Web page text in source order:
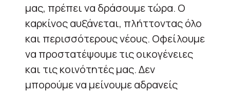
μας, πρέπει να δράσουμε τώρα. Ο
καρκίνος αυξάνεται, πλήττοντας όλο
και περισσότερους νέους. Οφείλουμε
να προστατέψουμε τις οικογένειες
και τις κοινότητές μας. Δεν
μπορούμε να μείνουμε αδρανείς